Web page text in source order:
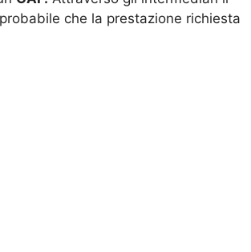
che la prestazione richiesta